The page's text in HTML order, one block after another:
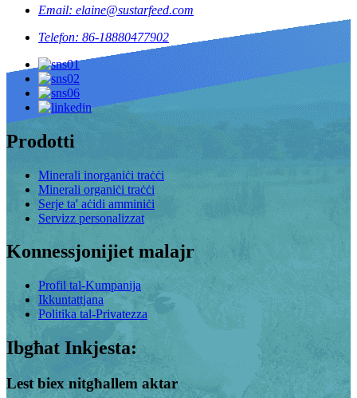
Email: elaine@sustarfeed.com
Telefon: 86-18880477902
Prodotti
Minerali inorganiċi traċċi
Minerali organiċi traċċi
Serje ta' aċidi amminiċi
Servizz personalizzat
Konnessjonijiet malajr
Profil tal-Kumpanija
Ikkuntattjana
Politika tal-Privatezza
Ibgħat Inkjesta:
Lest biex nitgħallem aktar